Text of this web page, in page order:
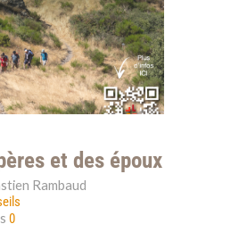
et des époux
Rambaud
0